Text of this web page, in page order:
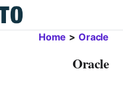
Home > Oracle
Oracle